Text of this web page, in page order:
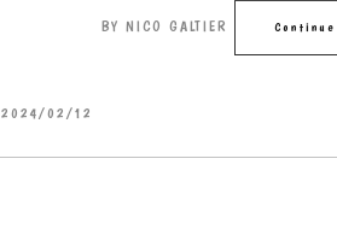
BY NICO GALTIER
2024/02/12